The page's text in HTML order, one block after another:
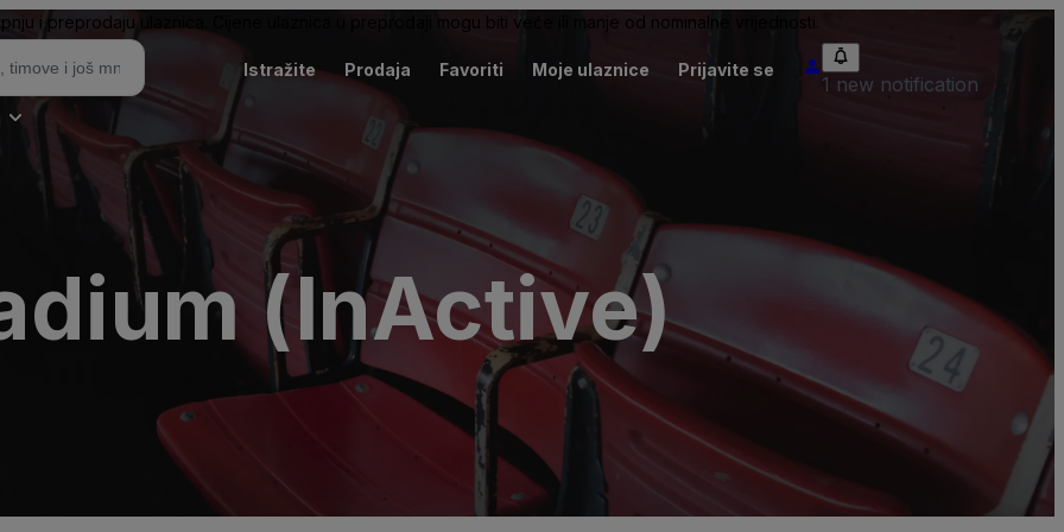
i preprodaju ulaznica. Cijene ulaznica u preprodaji mogu biti veće ili manje od nominalne vrijednosti.
Istražite Prodaja Favoriti Moje ulaznice Prijavite se
1 new notification
(InActive)